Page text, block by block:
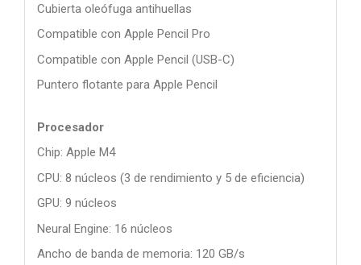
Cubierta oleófuga antihuellas
Compatible con Apple Pencil Pro
Compatible con Apple Pencil (USB-C)
Puntero flotante para Apple Pencil
Procesador
Chip: Apple M4
CPU: 8 núcleos (3 de rendimiento y 5 de eficiencia)
GPU: 9 núcleos
Neural Engine: 16 núcleos
Ancho de banda de memoria: 120 GB/s